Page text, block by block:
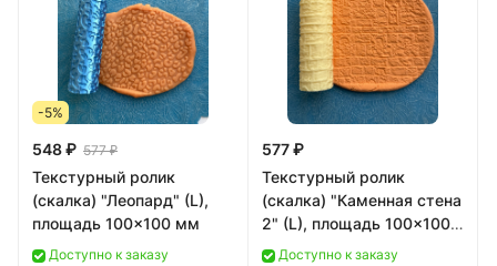
-5%
548 ₽ 577 ₽
Текстурный ролик
(скалка) "Леопард" (L),
площадь 100x100 мм
Доступно к заказу
577 ₽
Текстурный ролик
(скалка) "Каменная стена
2" (L), площадь 100x100
ммДоступно к заказу